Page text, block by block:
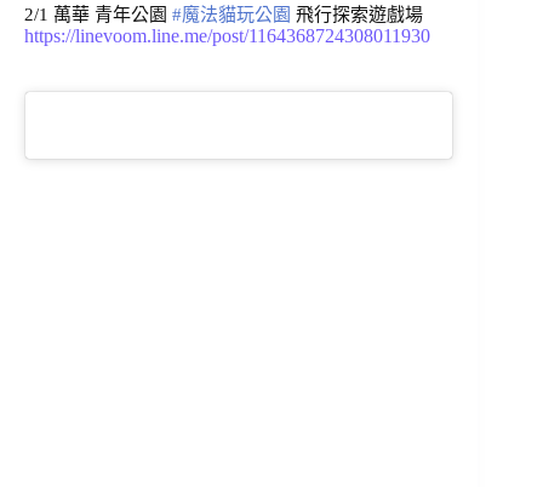
2/1 萬華 青年公園 #魔法貓玩公園
https://linevoom.line.me/post/1164368724308011930